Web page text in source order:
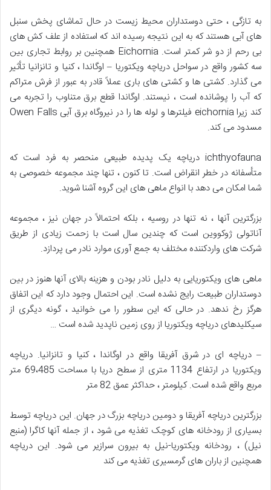
به تازگی ، حتی دوستداران محیط زیست در حال تماشای پخش سنبل
های آبی هستند که به این نتیجه رسیده اند که استفاده از علف کش های
بی رحم از دو شر کمتر است. Eichornia همچنین بر روابط تجاری بین
سه کشور واقع در سواحل دریاچه ویکتوریا – اوگاندا ، کنیا و تانزانیا تأثیر
می گذارد. کشتی ها و کشتی های باری عملاً قادر به عبور از فرش متراکم
که آب را پوشانده است ، نیستند. اوگاندا قطع برق متناوب را تجربه می
کند زیرا eichornia فیلترها و لوله ها را در نیروگاه برق آبی Owen Falls
مسدود می کند.
ichthyofauna دریاچه یک پدیده طبیعی منحصر به فرد است که
متأسفانه در خطر انقراض است. تا کنون ، تنها چند مجموعه خصوصی به
شما امکان می دهد با انواع ماهی های این گروه آشنا شوید.
بزرگترین آنها ، نه تنها در روسیه ، بلکه احتمالاً در جهان نیز ، مجموعه
آناتولی ژوکووین است که چندین سال است با زحمت زیادی از طریق
شرکت های واردکننده مختلف به جمع آوری موارد نادر می پردازد.
ماهی های ویکتوریایی به دلیل نادر بودن و هزینه بالای آنها هنوز در بین
دوستداران طبیعت رایج نشده است. این احتمال وجود دارد که این اتفاق
هرگز رخ ندهد. در حالی که این سطور را می خوانید ، گونه دیگری از
سیکلیدهای دریاچه ویکتوریا از روی زمین ناپدید شده است …
– دریاچه ای در شرق آفریقا واقع در اوگاندا ، کنیا و تانزانیا. دریاچه
ویکتوریا در ارتفاع 1134 متری از سطح دریا با مساحت 69،485 متر
مربع واقع شده است. کیلومتر ، حداکثر عمق 82 متر
بزرگترین دریاچه آفریقا و دومین دریاچه بزرگ در جهان. این دریاچه توسط
بسیاری از رودخانه های کوچک تغذیه می شود ، از جمله آنها کاگرا (منبع
نیل) ، رودخانه ویکتوریا-نیل به بیرون سرازیر می شود. این دریاچه
همچنین از باران های گرمسیری تغذیه می کند